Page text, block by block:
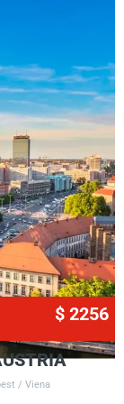
$ 2256
/ Viena